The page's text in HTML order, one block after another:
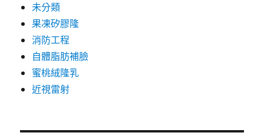
未分類
果凍矽膠隆
消防工程
自體脂肪補臉
蜜桃絨隆乳
近視雷射